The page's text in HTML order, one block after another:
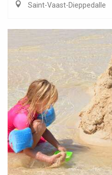
Saint-Vaast-Dieppedalle